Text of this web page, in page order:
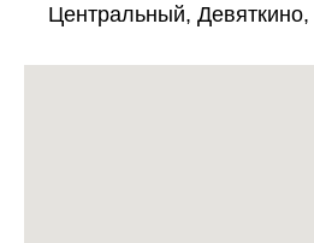
Центральный, Девяткино,